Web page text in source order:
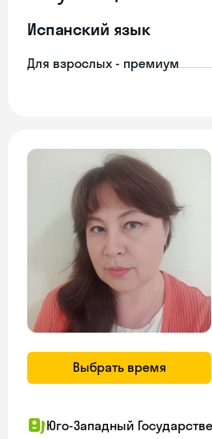
Испанский язык
Для взрослых - премиум
Выбрать время
Юго-Западный